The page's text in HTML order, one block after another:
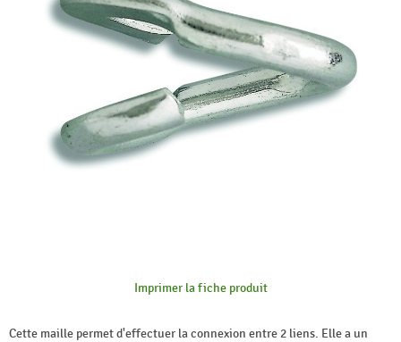
Imprimer la fiche produit
Cette maille permet d'effectuer la connexion entre 2 liens. Elle a un